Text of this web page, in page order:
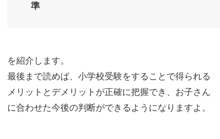
準
を紹介します。
最後まで読めば、小学校受験をすることで得られる
メリットとデメリットが正確に把握でき、お子さん
に合わせた今後の判断ができるようになりますよ。